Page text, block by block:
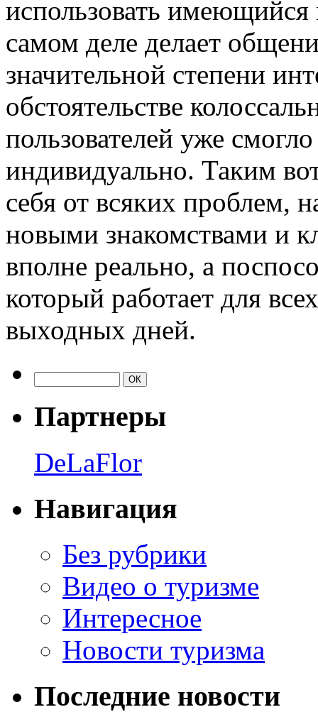
использовать
самом деле делает
значительной степени
обстоятельстве
пользователей уже
индивидуально. Таким
себя от всяких проблем,
новыми знакомствами и
вполне реально, а
который работает для
выходных дней.
Партнеры
DeLaFlor
Навигация
Без рубрики
Видео о туризме
Интересное
Новости туризма
Последние новости